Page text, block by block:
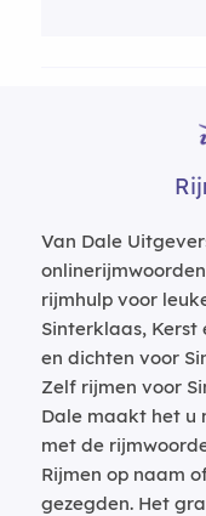
Van Dale
rijmhulp voor
Sinterklaas, Kerst
en dichten voor
Zelf rijmen voor
Dale maakt het u
met de
Rijmen op naam
gezegden. Het